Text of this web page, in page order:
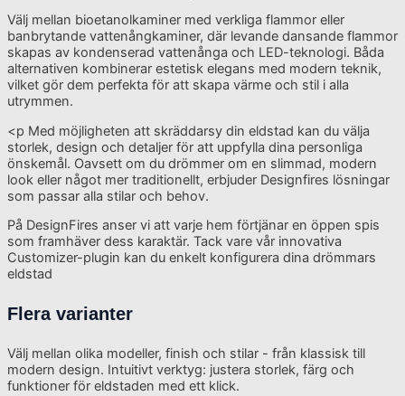
Välj mellan bioetanolkaminer med verkliga flammor eller
banbrytande vattenångkaminer, där levande dansande flammor
skapas av kondenserad vattenånga och LED-teknologi. Båda
alternativen kombinerar estetisk elegans med modern teknik,
vilket gör dem perfekta för att skapa värme och stil i alla
utrymmen.
<p Med möjligheten att skräddarsy din eldstad kan du välja
storlek, design och detaljer för att uppfylla dina personliga
önskemål. Oavsett om du drömmer om en slimmad, modern
look eller något mer traditionellt, erbjuder Designfires lösningar
som passar alla stilar och behov.
På DesignFires anser vi att varje hem förtjänar en öppen spis
som framhäver dess karaktär. Tack vare vår innovativa
Customizer-plugin kan du enkelt konfigurera dina drömmars
eldstad
Flera varianter
Välj mellan olika modeller, finish och stilar - från klassisk till
modern design. Intuitivt verktyg: justera storlek, färg och
funktioner för eldstaden med ett klick.